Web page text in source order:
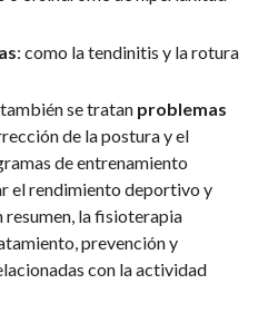
: como la tendinitis y la rotura
se tratan problemas
de la postura y el
de entrenamiento
el rendimiento deportivo y
resumen, la fisioterapia
prevención y
con la actividad